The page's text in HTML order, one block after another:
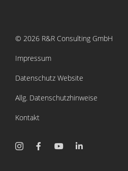
© 2026 R&R Consulting GmbH
Impressum
Datenschutz Website
Allg. Datenschutzhinweise
Kontakt
InstagramFacebookYouTubeLinkedIn